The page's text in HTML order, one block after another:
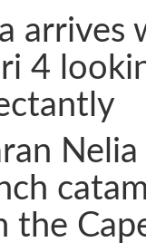
arrives
4